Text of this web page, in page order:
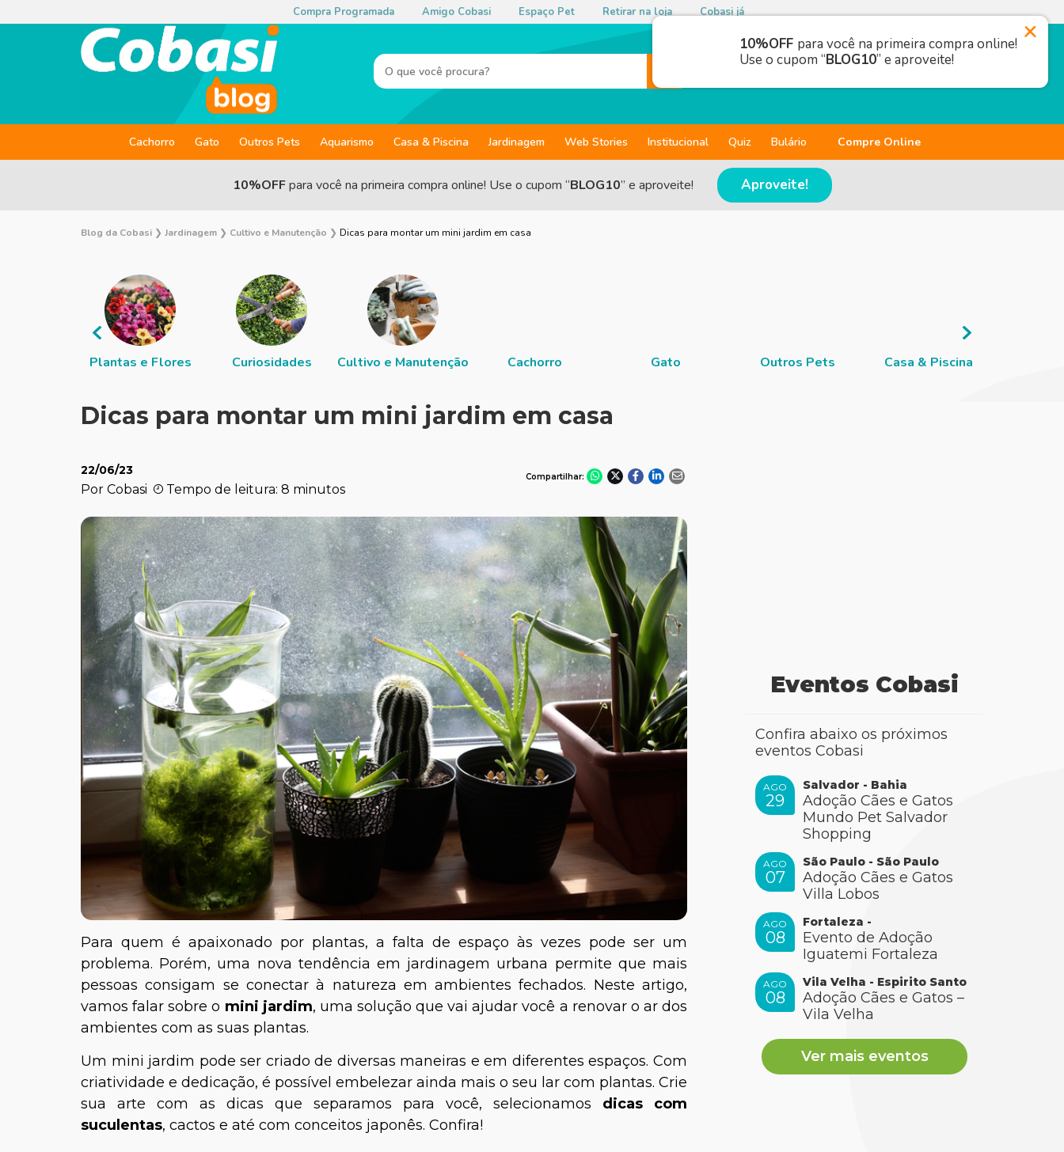
Compra Programada Amigo Cobasi Espaço Pet Retirar na loja Cobasi já
Cachorro Gato Outros Pets Aquarismo Casa & Piscina Jardinagem Web Stories Institucional Quiz Bulário Compre Online
10%OFFpara você na primeira compra online! Use o cupom “BLOG10” e aproveite! Aproveite!
Blog da Cobasi ❯ Jardinagem ❯ Cultivo e Manutenção ❯ Dicas para montar um mini jardim em casa
Plantas e Flores Curiosidades Cultivo e Manutenção Cachorro Gato Outros Pets Casa & Piscina
Dicas para montar um mini jardim em casa
22/06/23
Por Cobasi Tempo de leitura: 8 minutos
Compartilhar:
Para quem é apaixonado por plantas, a falta de espaço às vezes pode ser um
problema. Porém, uma nova tendência em jardinagem urbana permite que mais
pessoas consigam se conectar à natureza em ambientes fechados. Neste artigo,
vamos falar sobre o mini jardim, uma solução que vai ajudar você a renovar o ar dos
ambientes com as suas plantas.
Um mini jardim pode ser criado de diversas maneiras e em diferentes espaços. Com
criatividade e dedicação, é possível embelezar ainda mais o seu lar com plantas. Crie
sua arte com as dicas que separamos para você, selecionamos dicas com
suculentas, cactos e até com conceitos japonês. Confira!
Eventos Cobasi
Confira abaixo os próximos
eventos Cobasi
AGO
29
Salvador - Bahia
Adoção Cães e Gatos
Mundo Pet Salvador
Shopping
AGO
07
São Paulo - São Paulo
Adoção Cães e Gatos
Villa Lobos
AGO
08
Fortaleza -
Evento de Adoção
Iguatemi Fortaleza
AGO
08
Vila Velha - Espirito Santo
Adoção Cães e Gatos –
Vila Velha
Ver mais eventos
10%OFF para você na primeira compra online!
Use o cupom “BLOG10” e aproveite!